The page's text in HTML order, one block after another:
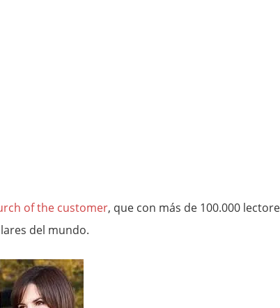
of the customer, que con más de 100.000
del mundo.